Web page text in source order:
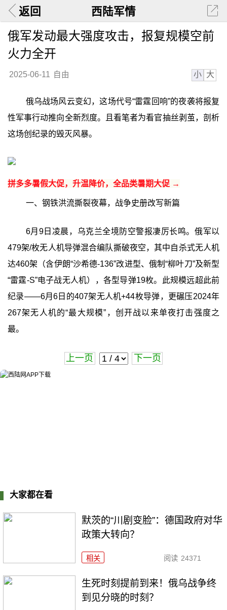
返回 西陆军情
俄军发动最大强度攻击，报复规模空前
火力全开
2025-06-11 自由 小 大
俄乌战场风云变幻，这场代号“雷霆回响”的夜袭将报复
性军事行动推向全新烈度。且看笔者为看官抽丝剥茧，剖析
这场创纪录的毁灭风暴。
拼多多暑假大促，升温降价，全品类暑期大促 →
一、钢铁洪流撕裂夜幕，战争史册改写新篇
6月9日凌晨，乌克兰全境防空警报凄厉长鸣。俄军以
479架/枚无人机导弹混合编队撕破夜空，其中自杀式无人机
达460架（含伊朗“沙希德-136”改进型、俄制“柳叶刀”及新型
“雷霆-S”电子战无人机），各型导弹19枚。此规模远超此前
纪录——6月6日的407架无人机+44枚导弹，更碾压2024年
267架无人机的“最大规模”，创开战以来单夜打击强度之
最。
上一页 下一页
大家都在看
默茨的“川剧变脸”：德国政府对华
政策大转向？
相关 阅读 24371
生死时刻提前到来！俄乌战争终
到见分晓的时刻？